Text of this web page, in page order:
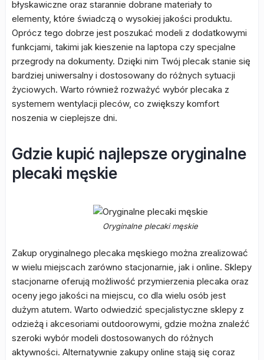
błyskawiczne oraz starannie dobrane materiały to
elementy, które świadczą o wysokiej jakości produktu.
Oprócz tego dobrze jest poszukać modeli z dodatkowymi
funkcjami, takimi jak kieszenie na laptopa czy specjalne
przegrody na dokumenty. Dzięki nim Twój plecak stanie się
bardziej uniwersalny i dostosowany do różnych sytuacji
życiowych. Warto również rozważyć wybór plecaka z
systemem wentylacji pleców, co zwiększy komfort
noszenia w cieplejsze dni.
Gdzie kupić najlepsze oryginalne
plecaki męskie
Oryginalne plecaki męskie
Zakup oryginalnego plecaka męskiego można zrealizować
w wielu miejscach zarówno stacjonarnie, jak i online. Sklepy
stacjonarne oferują możliwość przymierzenia plecaka oraz
oceny jego jakości na miejscu, co dla wielu osób jest
dużym atutem. Warto odwiedzić specjalistyczne sklepy z
odzieżą i akcesoriami outdoorowymi, gdzie można znaleźć
szeroki wybór modeli dostosowanych do różnych
aktywności. Alternatywnie zakupy online stają się coraz